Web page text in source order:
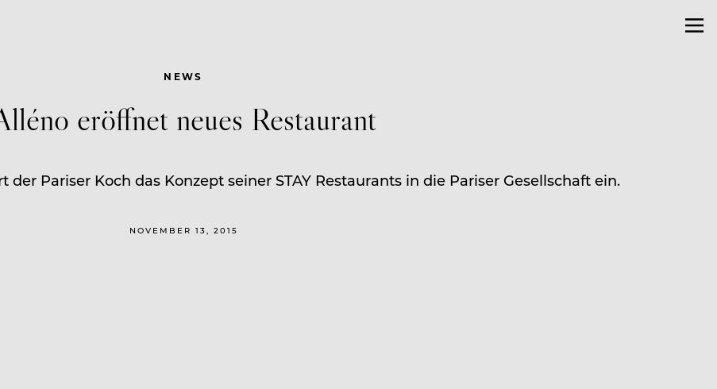
NEWS
eröffnet neues Restaurant
Pariser Koch das Konzept seiner STAY Restaurants in die Pariser Gesellschaft ein.
NOVEMBER 13, 2015